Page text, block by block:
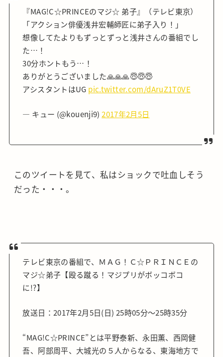
『MAG!C☆PRINCEのマジ☆ 弟子』（テレビ東京）
「アクション俳優浅井宏輔師匠に弟子入り！」
想像してたよりもずっとずっと浅井さんの番組でし
た…！
30分ホントもう…！
ありがとうございました🙏🙏🙏😇😇😇
アシスタントはUG pic.twitter.com/dAruZ1T0VE
— キュー (@kouenji9)2017年2月5日
このツイートを見て、私はショックで吐血しそう
だった・・・。
テレビ東京の番組で、ＭＡＧ！Ｃ☆ＰＲＩＮＣＥの
マジ☆弟子【殴る蹴る！マジプリがボッコボコ
に!?】
放送日：2017年2月5日(日) 25時05分～25時35分
“MAG!C☆PRINCE”とは平野泰新、永田薫、西岡健
吾、阿部周平、大城光の５人からなる、東海地方で